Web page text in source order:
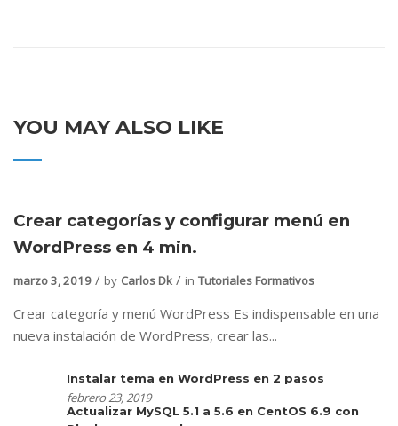
YOU MAY ALSO LIKE
Crear categorías y configurar menú en
WordPress en 4 min.
marzo 3, 2019 by Carlos Dk in Tutoriales Formativos
Crear categoría y menú WordPress Es indispensable en una
nueva instalación de WordPress, crear las...
Instalar tema en WordPress en 2 pasos
febrero 23, 2019
Actualizar MySQL 5.1 a 5.6 en CentOS 6.9 con